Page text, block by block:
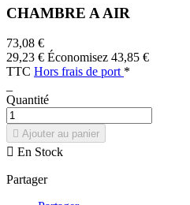
CHAMBRE A AIR
73,08 €
29,23 € Économisez 43,85 €
TTC Hors frais de port *
Quantité
 Ajouter au panier
 En Stock
Partager